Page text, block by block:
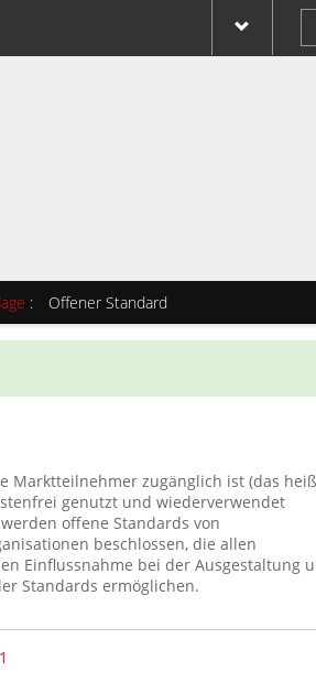
: Offener Standard
Marktteilnehmer zugänglich ist (das
genutzt und wiederverwendet
offene Standards von
beschlossen, die allen
Einflussnahme bei der Ausgestaltung
Standards ermöglichen.